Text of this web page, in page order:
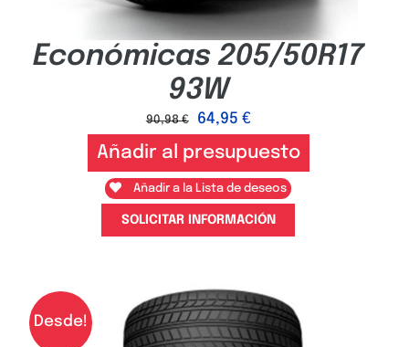
Económicas 205/50R17
93W
90,98€ 64,95 €
Añadir al presupuesto
Añadir a la Lista de deseos
SOLICITAR INFORMACIÓN
Desde!